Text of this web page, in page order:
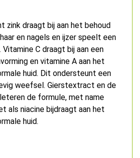
zink draagt bij aan het behoud
en nagels en ijzer speelt een
C draagt bij aan een
en vitamine A aan het
huid. Dit ondersteunt een
weefsel. Gierstextract en de
de formule, met name
als niacine bijdraagt aan het
huid.